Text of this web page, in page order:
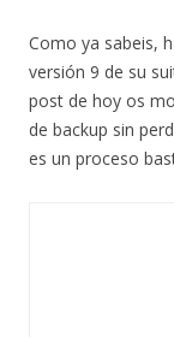
Como ya sabeis,
versión 9 de su
post de hoy os
de backup sin
es un proceso